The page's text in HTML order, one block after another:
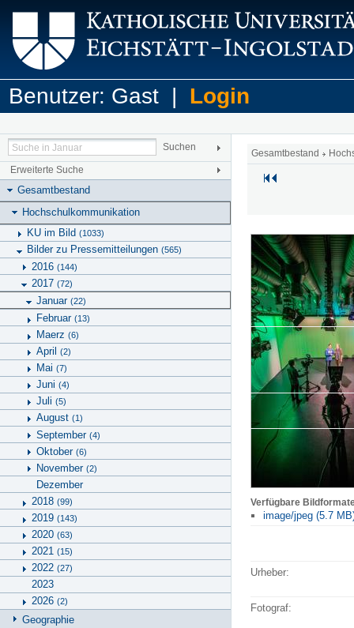
Benutzer: Gast | Login
Erweiterte Suche
Gesamtbestand
Hochschulkommunikation
KU im Bild (1033)
Bilder zu Pressemitteilungen (565)
2016 (144)
2017 (72)
Januar (22)
Februar (13)
Maerz (6)
April (2)
Mai (7)
Juni (4)
Juli (5)
August (1)
September (4)
Oktober (6)
November (2)
Dezember
2018 (99)
2019 (143)
2020 (63)
2021 (15)
2022 (27)
2023
2026 (2)
Geographie
Gesamtbestand
Verfügbare
image/jpeg (5.7
Urheber:
Fotograf: